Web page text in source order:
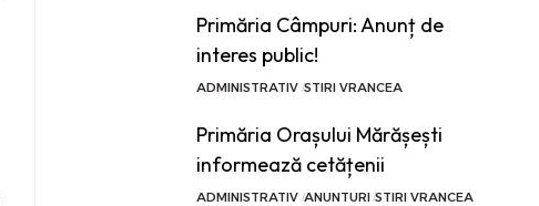
Primăria Câmpuri: Anunț de
interes public!
ADMINISTRATIV STIRI VRANCEA
Primăria Orașului Mărășești
informează cetățenii
ADMINISTRATIV ANUNTURI STIRI VRANCEA